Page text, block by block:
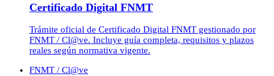
Certificado Digital FNMT
Trámite oficial de Certificado Digital FNMT gestionado por
FNMT / Cl@ve. Incluye guía completa, requisitos y plazos
reales según normativa vigente.
FNMT / Cl@ve